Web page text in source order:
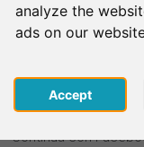
analyze the
ads on our
Accept
con le tue
Continua con Google
Continua con